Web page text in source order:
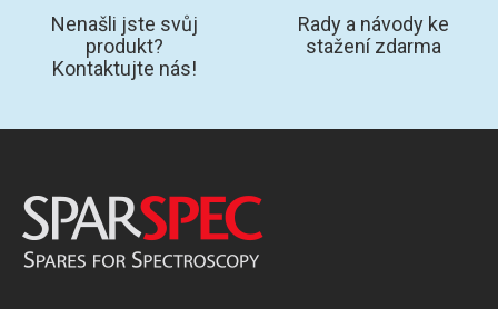
Nenašli jste svůj
produkt?
Kontaktujte nás!
Rady a návody ke
stažení zdarma